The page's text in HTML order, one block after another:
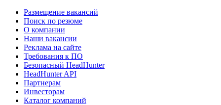
Размещение вакансий
Поиск по резюме
О компании
Наши вакансии
Реклама на сайте
Требования к ПО
Безопасный HeadHunter
HeadHunter API
Партнерам
Инвесторам
Каталог компаний